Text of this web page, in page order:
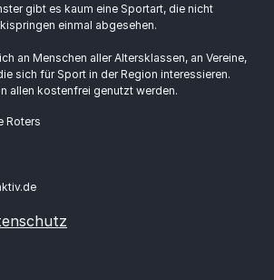
gibt es kaum eine Sportart, die nicht
einmal abgesehen.
an Menschen aller Altersklassen, an Vereine,
sich für Sport in der Region interessieren.
allen kostenfrei genutzt werden.
Roters